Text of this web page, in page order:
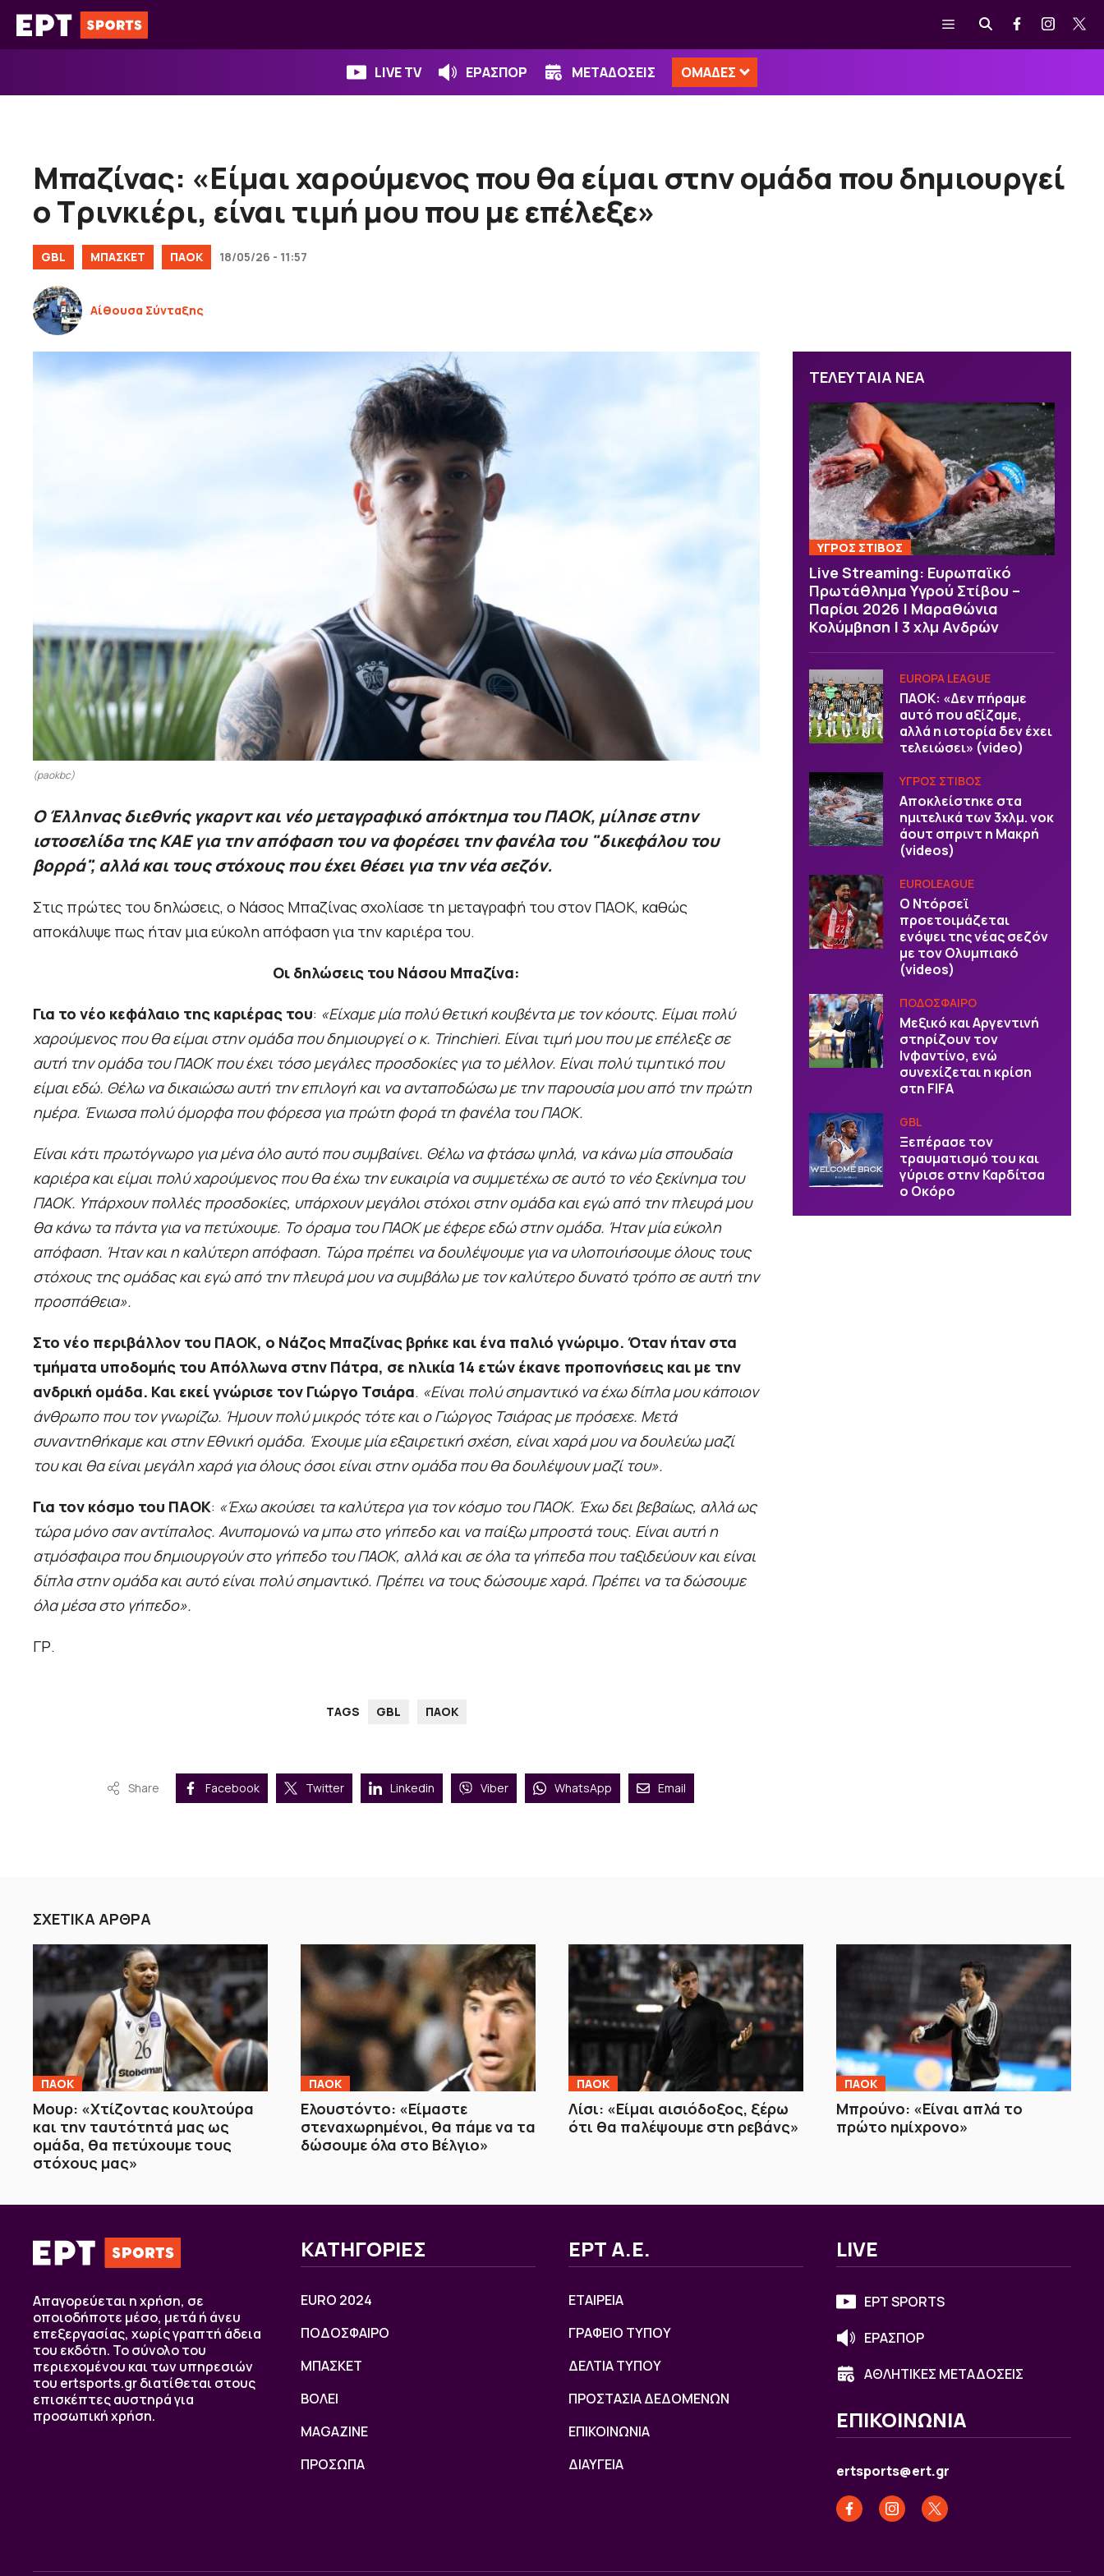
Μετάβαση
σε
Μενού
LIVE TV ΕΡΑΣΠΟΡ ΜΕΤΑΔΟΣΕΙΣ ΟΜΑΔΕΣ
Μπαζίνας: «Είμαι χαρούμενος που θα είμαι στην ομάδα που δημιουργεί
ο Τρινκιέρι, είναι τιμή μου που με επέλεξε»
GBL ΜΠΑΣΚΕΤ ΠΑΟΚ 18/05/26 - 11:57
Αίθουσα Σύνταξης
(paokbc)
Ο Έλληνας διεθνής γκαρντ και νέο μεταγραφικό απόκτημα του ΠΑΟΚ, μίλησε στην
ιστοσελίδα της ΚΑΕ για την απόφαση του να φορέσει την φανέλα του "δικεφάλου του
βορρά", αλλά και τους στόχους που έχει θέσει για την νέα σεζόν.
Στις πρώτες του δηλώσεις, ο Νάσος Μπαζίνας σχολίασε τη μεταγραφή του στον ΠΑΟΚ, καθώς
αποκάλυψε πως ήταν μια εύκολη απόφαση για την καριέρα του.
Οι δηλώσεις του Νάσου Μπαζίνα:
Για το νέο κεφάλαιο της καριέρας του: «Είχαμε μία πολύ θετική κουβέντα με τον κόουτς. Είμαι πολύ
χαρούμενος που θα είμαι στην ομάδα που δημιουργεί ο κ. Trinchieri. Είναι τιμή μου που με επέλεξε σε
αυτή την ομάδα του ΠΑΟΚ που έχει τόσο μεγάλες προσδοκίες για το μέλλον. Είναι πολύ τιμητικό που
είμαι εδώ. Θέλω να δικαιώσω αυτή την επιλογή και να ανταποδώσω με την παρουσία μου από την πρώτη
ημέρα. Ένιωσα πολύ όμορφα που φόρεσα για πρώτη φορά τη φανέλα του ΠΑΟΚ.
Είναι κάτι πρωτόγνωρο για μένα όλο αυτό που συμβαίνει. Θέλω να φτάσω ψηλά, να κάνω μία σπουδαία
καριέρα και είμαι πολύ χαρούμενος που θα έχω την ευκαιρία να συμμετέχω σε αυτό το νέο ξεκίνημα του
ΠΑΟΚ. Υπάρχουν πολλές προσδοκίες, υπάρχουν μεγάλοι στόχοι στην ομάδα και εγώ από την πλευρά μου
θα κάνω τα πάντα για να πετύχουμε. Το όραμα του ΠΑΟΚ με έφερε εδώ στην ομάδα. Ήταν μία εύκολη
απόφαση. Ήταν και η καλύτερη απόφαση. Τώρα πρέπει να δουλέψουμε για να υλοποιήσουμε όλους τους
στόχους της ομάδας και εγώ από την πλευρά μου να συμβάλω με τον καλύτερο δυνατό τρόπο σε αυτή την
προσπάθεια».
Στο νέο περιβάλλον του ΠΑΟΚ, ο Νάζος Μπαζίνας βρήκε και ένα παλιό γνώριμο. Όταν ήταν στα
τμήματα υποδομής του Απόλλωνα στην Πάτρα, σε ηλικία 14 ετών έκανε προπονήσεις και με την
ανδρική ομάδα. Και εκεί γνώρισε τον Γιώργο Τσιάρα. «Είναι πολύ σημαντικό να έχω δίπλα μου κάποιον
άνθρωπο που τον γνωρίζω. Ήμουν πολύ μικρός τότε και ο Γιώργος Τσιάρας με πρόσεχε. Μετά
συναντηθήκαμε και στην Εθνική ομάδα. Έχουμε μία εξαιρετική σχέση, είναι χαρά μου να δουλεύω μαζί
του και θα είναι μεγάλη χαρά για όλους όσοι είναι στην ομάδα που θα δουλέψουν μαζί του».
Για τον κόσμο του ΠΑΟΚ: «Έχω ακούσει τα καλύτερα για τον κόσμο του ΠΑΟΚ. Έχω δει βεβαίως, αλλά ως
τώρα μόνο σαν αντίπαλος. Ανυπομονώ να μπω στο γήπεδο και να παίξω μπροστά τους. Είναι αυτή η
ατμόσφαιρα που δημιουργούν στο γήπεδο του ΠΑΟΚ, αλλά και σε όλα τα γήπεδα που ταξιδεύουν και είναι
δίπλα στην ομάδα και αυτό είναι πολύ σημαντικό. Πρέπει να τους δώσουμε χαρά. Πρέπει να τα δώσουμε
όλα μέσα στο γήπεδο».
ΓΡ.
TAGS GBL ΠΑΟΚ
Share Facebook Twitter Linkedin Viber WhatsApp Email
ΤΕΛΕΥΤΑΙΑ ΝΕΑ
ΥΓΡΟΣ ΣΤΙΒΟΣ
Live Streaming: Ευρωπαϊκό
Πρωτάθλημα Υγρού Στίβου –
Παρίσι 2026 | Μαραθώνια
Κολύμβηση | 3 χλμ Ανδρών
EUROPA LEAGUE
ΠΑΟΚ: «Δεν πήραμε
αυτό που αξίζαμε,
αλλά η ιστορία δεν έχει
τελειώσει» (video)
ΥΓΡΟΣ ΣΤΙΒΟΣ
Αποκλείστηκε στα
ημιτελικά των 3χλμ. νοκ
άουτ σπριντ η Μακρή
(videos)
EUROLEAGUE
Ο Ντόρσεϊ
προετοιμάζεται
ενόψει της νέας σεζόν
με τον Ολυμπιακό
(videos)
ΠΟΔΟΣΦΑΙΡΟ
Μεξικό και Αργεντινή
στηρίζουν τον
Ινφαντίνο, ενώ
συνεχίζεται η κρίση
στη FIFA
GBL
Ξεπέρασε τον
τραυματισμό του και
γύρισε στην Καρδίτσα
ο Οκόρο
ΣΧΕΤΙΚΑ ΑΡΘΡΑ
ΠΑΟΚ
Μουρ: «Χτίζοντας κουλτούρα
και την ταυτότητά μας ως
ομάδα, θα πετύχουμε τους
στόχους μας»
ΠΑΟΚ
Ελουστόντο: «Είμαστε
στεναχωρημένοι, θα πάμε να τα
δώσουμε όλα στο Βέλγιο»
ΠΑΟΚ
Λίσι: «Είμαι αισιόδοξος, ξέρω
ότι θα παλέψουμε στη ρεβάνς»
ΠΑΟΚ
Μπρούνο: «Είναι απλά το
πρώτο ημίχρονο»
Απαγορεύεται η χρήση, σε
οποιοδήποτε μέσο, μετά ή άνευ
επεξεργασίας, χωρίς γραπτή άδεια
του εκδότη. Το σύνολο του
περιεχομένου και των υπηρεσιών
του ertsports.gr διατίθεται στους
επισκέπτες αυστηρά για
προσωπική χρήση.
ΚΑΤΗΓΟΡΙΕΣ
EURO 2024
ΠΟΔΟΣΦΑΙΡΟ
ΜΠΑΣΚΕΤ
ΒOΛΕΙ
MAGAZINE
ΠΡΟΣΩΠΑ
ΕΡΤ Α.Ε.
ΕΤΑΙΡΕΙΑ
ΓΡΑΦΕΙΟ ΤΥΠΟΥ
ΔΕΛΤΙΑ ΤΥΠΟΥ
ΠΡΟΣΤΑΣΙΑ ΔΕΔΟΜΕΝΩΝ
ΕΠΙΚΟΙΝΩΝΙΑ
ΔΙΑΥΓΕΙΑ
LIVE
ΕΡΤ SPORTS
ΕΡΑΣΠΟΡ
ΑΘΛΗΤΙΚΕΣ ΜΕΤΑΔΟΣΕΙΣ
ΕΠΙΚΟΙΝΩΝΙΑ
ertsports@ert.gr